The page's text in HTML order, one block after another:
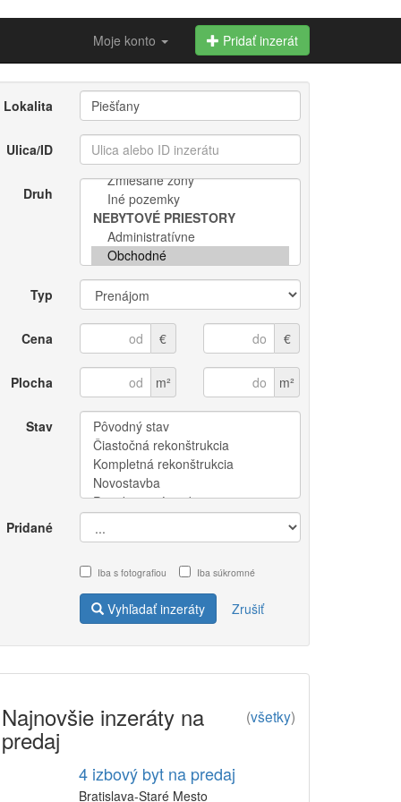
Moje konto Pridať inzerát
Lokalita
Ulica/ID
Druh
Typ
Cena € €
Plocha m² m²
Stav
Pridané
Iba s fotografiou Iba súkromné
Vyhľadať inzeráty Zrušiť
(všetky)
Najnovšie inzeráty na
predaj
4 izbový byt na predaj
Bratislava-Staré Mesto